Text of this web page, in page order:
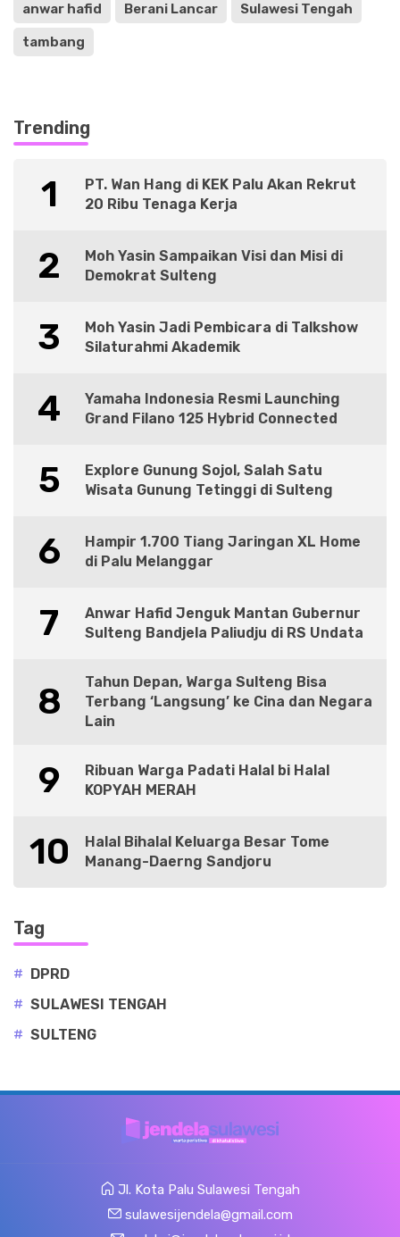
anwar hafid Berani Lancar Sulawesi Tengah
tambang
Trending
1
PT. Wan Hang di KEK Palu Akan Rekrut
20 Ribu Tenaga Kerja
2
Moh Yasin Sampaikan Visi dan Misi di
Demokrat Sulteng
3
Moh Yasin Jadi Pembicara di Talkshow
Silaturahmi Akademik
4
Yamaha Indonesia Resmi Launching
Grand Filano 125 Hybrid Connected
5
Explore Gunung Sojol, Salah Satu
Wisata Gunung Tetinggi di Sulteng
6
Hampir 1.700 Tiang Jaringan XL Home
di Palu Melanggar
7
Anwar Hafid Jenguk Mantan Gubernur
Sulteng Bandjela Paliudju di RS Undata
8
Tahun Depan, Warga Sulteng Bisa
Terbang ‘Langsung’ ke Cina dan Negara
Lain
9
Ribuan Warga Padati Halal bi Halal
KOPYAH MERAH
10
Halal Bihalal Keluarga Besar Tome
Manang-Daerng Sandjoru
Tag
# DPRD
# SULAWESI TENGAH
# SULTENG
Jl. Kota Palu Sulawesi Tengah
sulawesijendela@gmail.com